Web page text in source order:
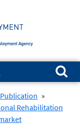
Search for:
Publication »
Rehabilitation